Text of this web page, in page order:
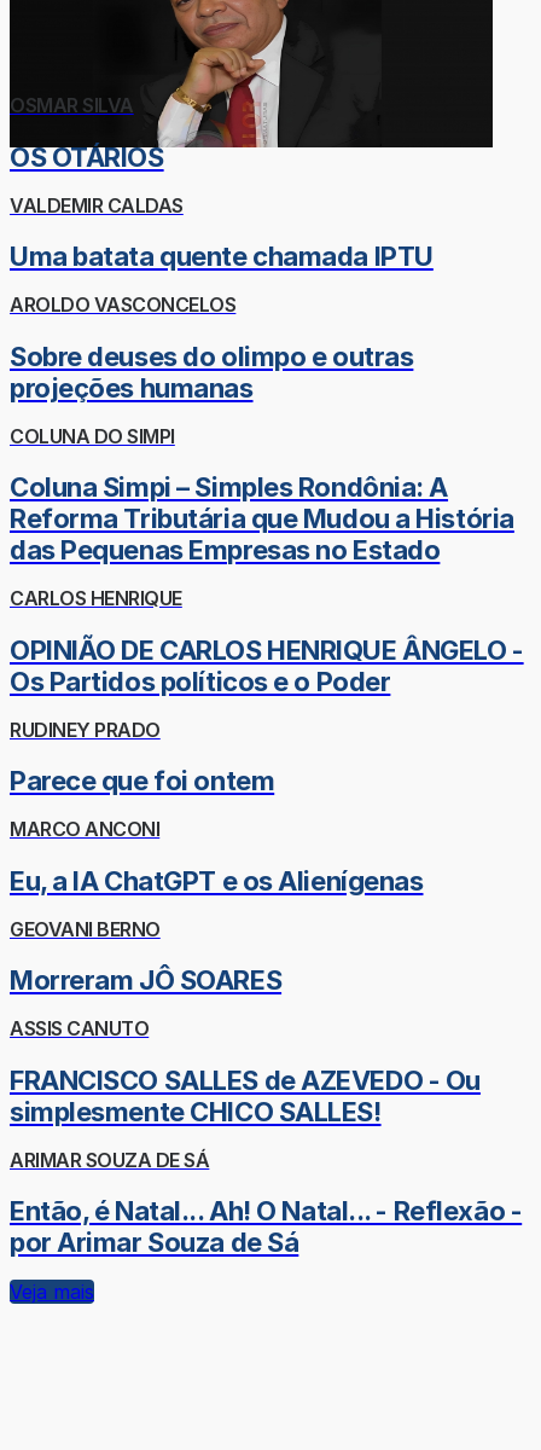
OSMAR SILVA
OS OTÁRIOS
VALDEMIR CALDAS
Uma batata quente chamada IPTU
AROLDO VASCONCELOS
Sobre deuses do olimpo e outras
projeções humanas
COLUNA DO SIMPI
Coluna Simpi – Simples Rondônia: A
Reforma Tributária que Mudou a História
das Pequenas Empresas no Estado
CARLOS HENRIQUE
OPINIÃO DE CARLOS HENRIQUE ÂNGELO -
Os Partidos políticos e o Poder
RUDINEY PRADO
Parece que foi ontem
MARCO ANCONI
Eu, a IA ChatGPT e os Alienígenas
GEOVANI BERNO
Morreram JÔ SOARES
ASSIS CANUTO
FRANCISCO SALLES de AZEVEDO - Ou
simplesmente CHICO SALLES!
ARIMAR SOUZA DE SÁ
Então, é Natal... Ah! O Natal... - Reflexão -
por Arimar Souza de Sá
Veja mais